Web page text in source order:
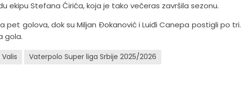
ekipu Stefana Ćirića, koja je tako večeras završila sezonu.
golova, dok su Miljan Đokanović i Luiđi Canepa postigli po tri.
gola.
Vaterpolo Super liga Srbije 2025/2026